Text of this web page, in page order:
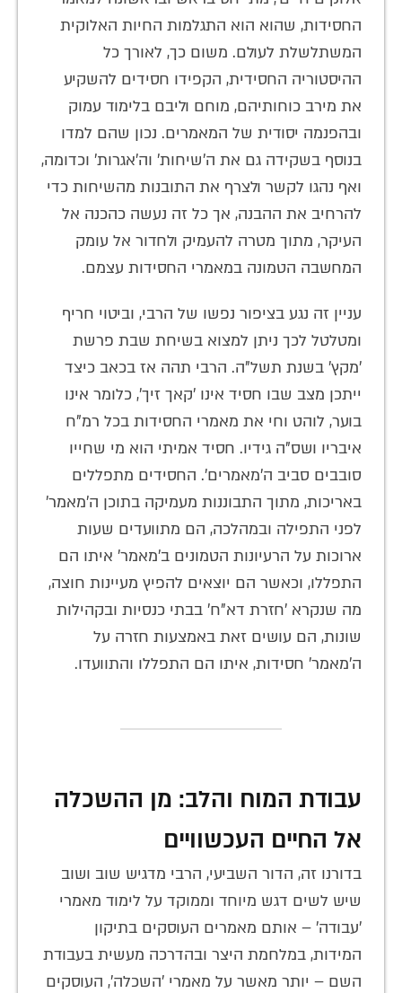
החסידות, שהוא הוא התגלמות החיות האלוקית
המשתלשלת לעולם. משום כך, לאורך כל
ההיסטוריה החסידית, הקפידו חסידים להשקיע
את מירב כוחותיהם, מוחם וליבם בלימוד עמוק
ובהפנמה יסודית של המאמרים. נכון שהם למדו
בנוסף בשקידה גם את ה'שיחות' וה'אגרות' וכדומה,
ואף נהגו לקשר ולצרף את התובנות מהשיחות כדי
להרחיב את ההבנה, אך כל זה נעשה כהכנה אל
העיקר, מתוך מטרה להעמיק ולחדור אל עומק
המחשבה הטמונה במאמרי החסידות עצמם.
עניין זה נגע בציפור נפשו של הרבי, וביטוי חריף
ומטלטל לכך ניתן למצוא בשיחת שבת פרשת
'מקץ' בשנת תשל"ה. הרבי תהה אז בכאב כיצד
ייתכן מצב שבו חסיד אינו 'קאך זיך', כלומר אינו
בוער, לוהט וחי את מאמרי החסידות בכל רמ"ח
איבריו ושס"ה גידיו. חסיד אמיתי הוא מי שחייו
סובבים סביב ה'מאמרים'. החסידים מתפללים
באריכות, מתוך התבוננות מעמיקה בתוכן ה'מאמר'
לפני התפילה ובמהלכה, הם מתוועדים שעות
ארוכות על הרעיונות הטמונים ב'מאמר' איתו הם
התפללו, וכאשר הם יוצאים להפיץ מעיינות חוצה,
מה שנקרא 'חזרת דא"ח' בבתי כנסיות ובקהילות
שונות, הם עושים זאת באמצעות חזרה על
ה'מאמר' חסידות, איתו הם התפללו והתוועדו.
עבודת המוח והלב: מן ההשכלה
אל החיים העכשוויים
בדורנו זה, הדור השביעי, הרבי מדגיש שוב ושוב
שיש לשים דגש מיוחד וממוקד על לימוד מאמרי
'עבודה' – אותם מאמרים העוסקים בתיקון
המידות, במלחמת היצר ובהדרכה מעשית בעבודת
השם – יותר מאשר על מאמרי 'השכלה', העוסקים